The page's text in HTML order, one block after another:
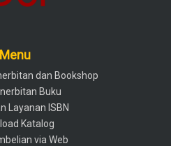
Menu
dan Bookshop
Buku
Layanan ISBN
Katalog
via Web